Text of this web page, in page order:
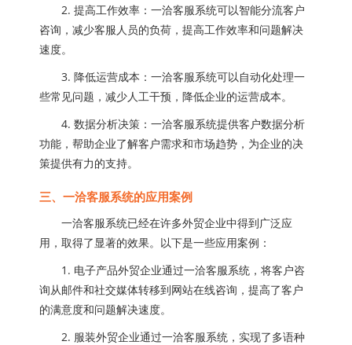
2. 提高工作效率：一洽客服系统可以智能分流客户
咨询，减少客服人员的负荷，提高工作效率和问题解决
速度。
3. 降低运营成本：一洽客服系统可以自动化处理一
些常见问题，减少人工干预，降低企业的运营成本。
4. 数据分析决策：一洽客服系统提供客户数据分析
功能，帮助企业了解客户需求和市场趋势，为企业的决
策提供有力的支持。
三、一洽客服系统的应用案例
一洽客服系统已经在许多外贸企业中得到广泛应
用，取得了显著的效果。以下是一些应用案例：
1. 电子产品外贸企业通过一洽客服系统，将客户咨
询从邮件和社交媒体转移到网站在线咨询，提高了客户
的满意度和问题解决速度。
2. 服装外贸企业通过一洽客服系统，实现了多语种